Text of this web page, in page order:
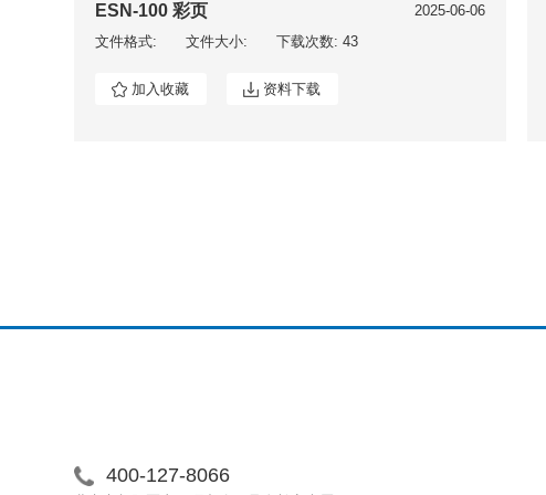
ESN-100 彩页
2025-06-06
文件格式:
文件大小: 下载次数: 43
加入收藏 资料下载
400-127-8066